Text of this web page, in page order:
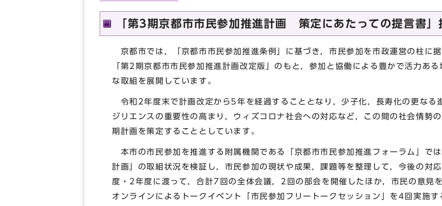
「第3期京都市市民参加推進計画 策定にあたっての提言書」
京都市では，「京都市市民参加推進条例」に基づき，市民参加を市政運営の柱に
「第2期京都市市民参加推進計画改定版」のもと，参加と協働による豊かで活力あ
な取組を展開しています。
令和2年度末で計画改定から5年を経過することとなり，少子化，長寿化の更なる
ジリエンスの重要性の高まり，ウィズコロナ社会への対応など，この間の社会情勢
期計画を策定することとしています。
本市の市民参加を推進する附属機関である「京都市市民参加推進フォーラム」で
計画」の取組状況を検証し，市民参加の現状や成果，課題等を整理して，今後の対
度・2年度に渡って，合計7回の全体会議，2回の部会を開催したほか，市民の意見
オンラインによるトークイベント「市民参加フリートークセッション」を4回実施